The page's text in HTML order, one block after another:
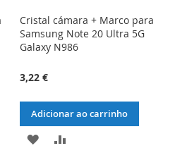
Cristal cámara + Marco para
Samsung Note 20 Ultra 5G
Galaxy N986
3,22 €
Adicionar ao carrinho
ADICIONARADICIONAR